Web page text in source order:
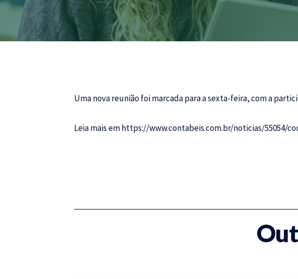
Uma nova reunião foi marcada para a sexta-feira, com a
Leia mais emhttps://www.contabeis.com.br/noticias/55054/